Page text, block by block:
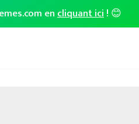
encliquant ici! 😊